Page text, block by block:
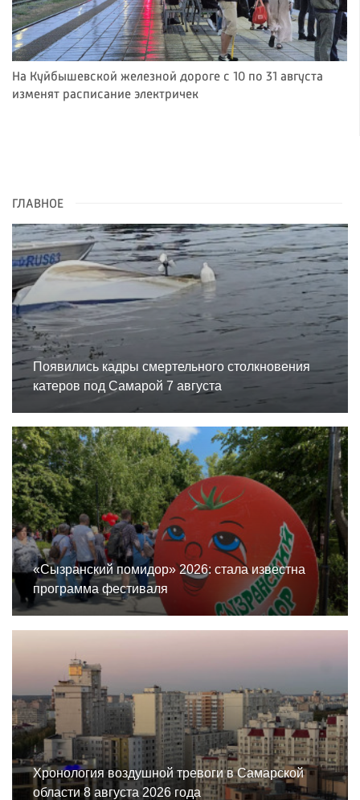
На Куйбышевской железной дороге с 10 по 31 августа
изменят расписание электричек
ГЛАВНОЕ
Появились кадры смертельного столкновения
катеров под Самарой 7 августа
«Сызранский помидор» 2026: стала известна
программа фестиваля
Хронология воздушной тревоги в Самарской
области 8 августа 2026 года